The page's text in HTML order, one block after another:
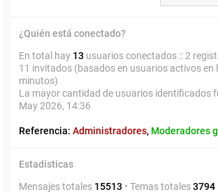
¿Quién está conectado?
En total hay 13 usuarios conectados :: 2
11 invitados (basados en usuarios activos en
minutos)
La mayor cantidad de usuarios identificados
May 2026, 14:36
Referencia: Administradores, Moderadores
Estadísticas
Mensajes totales 15513 • Temas totales3794